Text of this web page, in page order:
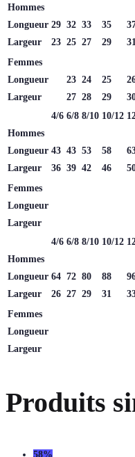
Hommes
Longueur 29 32 33 35
Largeur
23 25 27 29 31
Femmes
Longueur
23 24 25
Largeur
27 28 29
4/6 6/8 8/10 10/12
Hommes
Longueur 43 43 53 58
Largeur
36 39 42 46
Femmes
Longueur
Largeur
4/6 6/8 8/10 10/12
Hommes
Longueur 64 72 80 88
Largeur
26 27 29 31
Femmes
Longueur
Largeur
Produits
58%